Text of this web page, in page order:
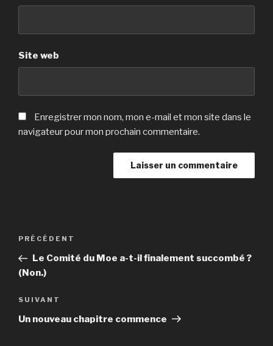
Site web
Enregistrer mon nom, mon e-mail et mon site dans le
navigateur pour mon prochain commentaire.
Navigation
l’article
Article
précédent
PRÉCÉDENT
Le Comité du Moe a-t-il finalement succombé ?
(Non.)
Article
suivant
SUIVANT
Un nouveau chapitre commence